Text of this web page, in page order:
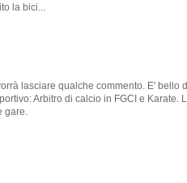
la bici...
lasciare qualche commento. E' bello
Arbitro di calcio in FGCI e Karate.
gare.